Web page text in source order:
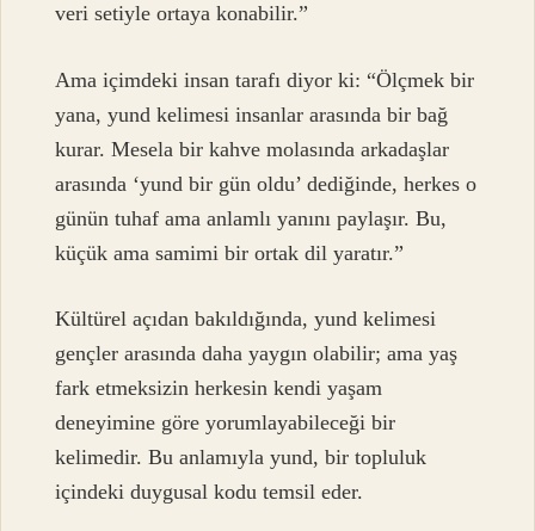
veri setiyle ortaya konabilir.”
Ama içimdeki insan tarafı diyor ki: “Ölçmek bir
yana, yund kelimesi insanlar arasında bir bağ
kurar. Mesela bir kahve molasında arkadaşlar
arasında ‘yund bir gün oldu’ dediğinde, herkes o
günün tuhaf ama anlamlı yanını paylaşır. Bu,
küçük ama samimi bir ortak dil yaratır.”
Kültürel açıdan bakıldığında, yund kelimesi
gençler arasında daha yaygın olabilir; ama yaş
fark etmeksizin herkesin kendi yaşam
deneyimine göre yorumlayabileceği bir
kelimedir. Bu anlamıyla yund, bir topluluk
içindeki duygusal kodu temsil eder.